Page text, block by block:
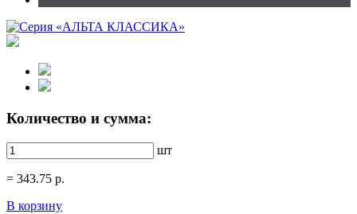
Количество и сумма:
шт
= 343.75 р.
В корзину